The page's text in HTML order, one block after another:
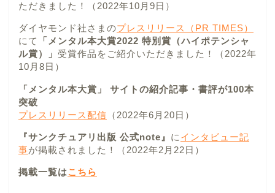
ただきました！（2022年10月9日）
ダイヤモンド社さまのプレスリリース（PR TIMES）
にて
「メンタル本大賞2022 特別賞（ハイポテンシャ
ル賞）」 受賞作品をご紹介いただきました！（2022年
10月8日）
「メンタル本大賞」 サイトの紹介記事・書評が100本
突破
プレスリリース配信 （2022年6月20日）
『サンクチュアリ出版 公式note』 に インタビュー記
事が掲載されました！（2022年2月22日）
掲載一覧はこちら